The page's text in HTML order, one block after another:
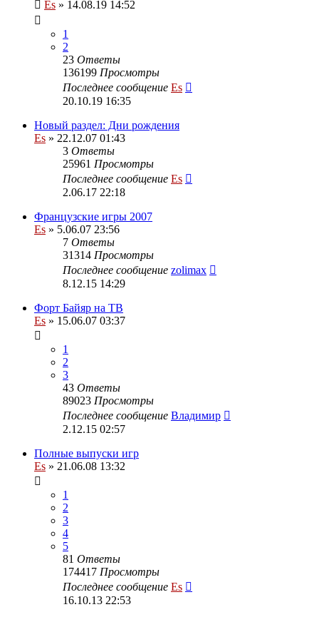
Es » 14.08.19 14:52
1
2
23 Ответы
136199 Просмотры
Последнее сообщение Es
20.10.19 16:35
Новый раздел: Дни рождения
Es » 22.12.07 01:43
3 Ответы
25961 Просмотры
Последнее сообщение Es
2.06.17 22:18
Французские игры 2007
Es » 5.06.07 23:56
7 Ответы
31314 Просмотры
Последнее сообщение zolimax
8.12.15 14:29
Форт Байяр на ТВ
Es » 15.06.07 03:37
1
2
3
43 Ответы
89023 Просмотры
Последнее сообщение Владимир
2.12.15 02:57
Полные выпуски игр
Es » 21.06.08 13:32
1
2
3
4
5
81 Ответы
174417 Просмотры
Последнее сообщение Es
16.10.13 22:53